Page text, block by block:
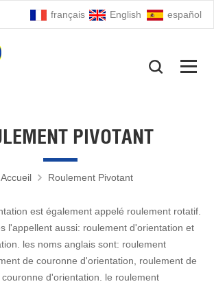
français English español
PIVOTANT
Accueil Roulement Pivotant
est également appelé roulement rotatif.
l'appellent aussi: roulement d'orientation et
les noms anglais sont: roulement
de couronne d'orientation, roulement de
d'orientation. le roulement